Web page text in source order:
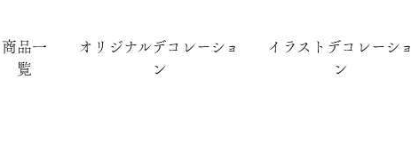
商品一
覧
オリジナルデコレーショ
ン
イラストデコレーショ
ン